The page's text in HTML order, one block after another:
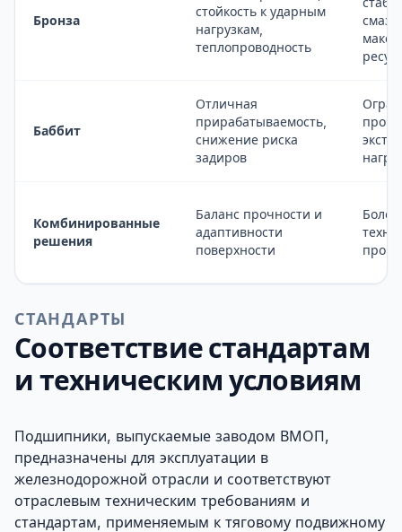
Бронза
стойкость к ударным
нагрузкам,
теплопроводность
Баббит
Отличная
прирабатываемость,
снижение риска
задиров
Комбинированные
решения
Баланс прочности и
адаптивности
поверхности
СТАНДАРТЫ
Соответствие стандартам
и техническим условиям
Подшипники, выпускаемые заводом ВМОП,
предназначены для эксплуатации в
железнодорожной отрасли и соответствуют
отраслевым техническим требованиям и
стандартам, применяемым к тяговому подвижному